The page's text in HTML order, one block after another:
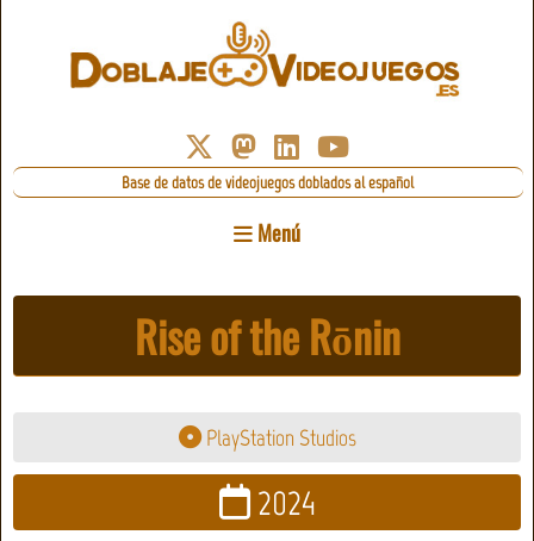
Base de datos de videojuegos doblados al español
Menú
Rise of the Rōnin
PlayStation Studios
2024